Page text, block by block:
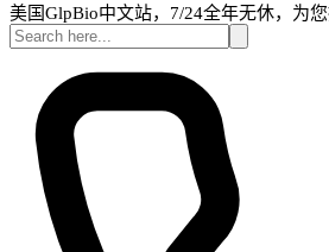
美国GlpBio中文站，7/24全年无休，为